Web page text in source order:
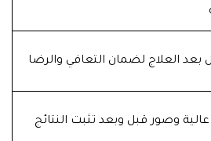
بعد العلاج لضمان التعافي والرضا
وصور قبل وبعد تثبت النتائج